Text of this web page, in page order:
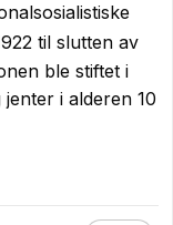
til slutten av
ble stiftet i
i alderen 10